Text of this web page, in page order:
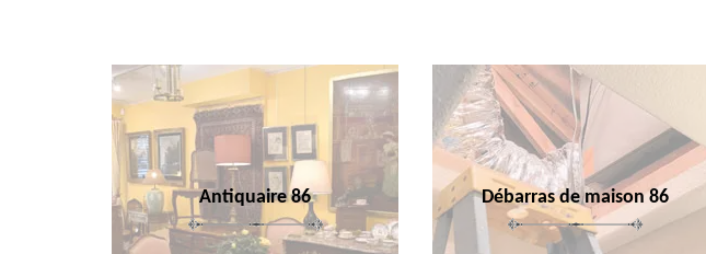
Antiquaire 86 Débarras de maison 86